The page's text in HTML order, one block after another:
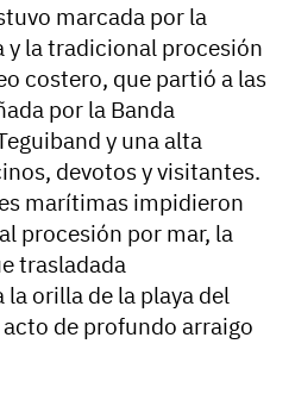
marcada por la
y la tradicional procesión
costero, que partió a las
por la Banda
y una alta
devotos y visitantes.
marítimas impidieron
procesión por mar, la
trasladada
orilla de la playa del
de profundo arraigo